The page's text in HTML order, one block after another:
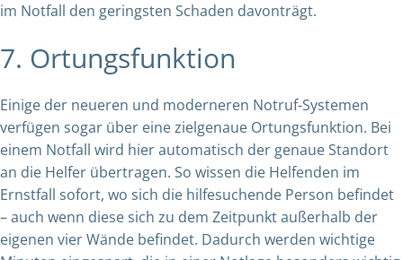
im Notfall den geringsten Schaden davonträgt.
7. Ortungsfunktion
Einige der neueren und moderneren Notruf-Systemen
verfügen sogar über eine zielgenaue Ortungsfunktion. Bei
einem Notfall wird hier automatisch der genaue Standort
an die Helfer übertragen. So wissen die Helfenden im
Ernstfall sofort, wo sich die hilfesuchende Person befindet
– auch wenn diese sich zu dem Zeitpunkt außerhalb der
eigenen vier Wände befindet. Dadurch werden wichtige